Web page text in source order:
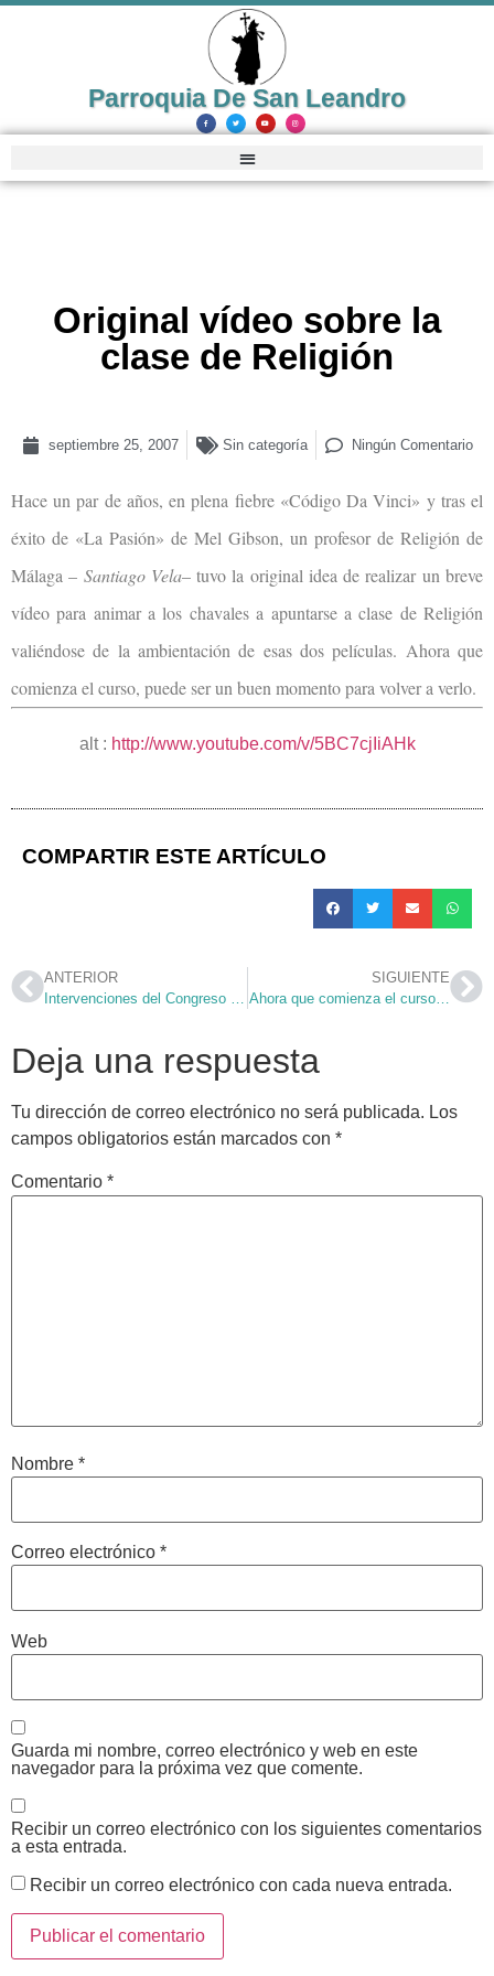
Parroquia De San Leandro
Original vídeo sobre la
clase de Religión
septiembre 25, 2007 Sin categoría Ningún Comentario
Hace un par de años, en plena fiebre «Código Da Vinci» y tras el
éxito de «La Pasión» de Mel Gibson, un profesor de Religión de
Málaga – Santiago Vela– tuvo la original idea de realizar un breve
vídeo para animar a los chavales a apuntarse a clase de Religión
valiéndose de la ambientación de esas dos películas. Ahora que
comienza el curso, puede ser un buen momento para volver a verlo.
alt : http://www.youtube.com/v/5BC7cjIiAHk
COMPARTIR ESTE ARTÍCULO
ANTERIOR
Intervenciones del Congreso OMI
SIGUIENTE
Ahora que comienza el curso…
Deja una respuesta
Tu dirección de correo electrónico no será publicada. Los
campos obligatorios están marcados con *
Comentario *
Nombre *
Correo electrónico *
Web
Guarda mi nombre, correo electrónico y web en este
navegador para la próxima vez que comente.
Recibir un correo electrónico con los siguientes comentarios
a esta entrada.
Recibir un correo electrónico con cada nueva entrada.